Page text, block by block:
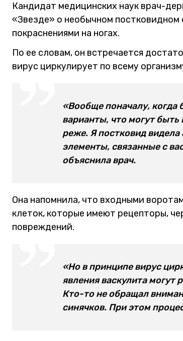
Кандидат медицинских наук врач-
«Звезде» о необычном постковидном
покраснениями на ногах.
По ее словам, он встречается
вирус циркулирует по всему
«Вообще поначалу, когда
варианты, что могут
реже. Я постковид видела
элементы, связанные с
объяснила врач.
Она напомнила, что входными
клеток, которые имеют рецепторы,
повреждений.
«Но в принципе вирус
явления васкулита могут
Кто-то не обращал
синячков. При этом